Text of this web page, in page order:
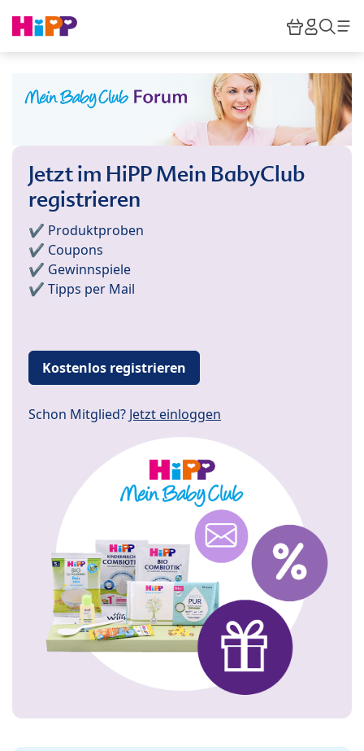
HiPP
Jetzt im HiPP Mein BabyClub
registrieren
✔️ Produktproben
✔️ Coupons
✔️ Gewinnspiele
✔️ Tipps per Mail
Kostenlos registrieren
Schon Mitglied? Jetzt einloggen